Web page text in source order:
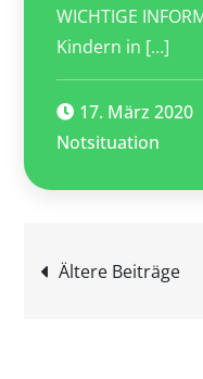
WICHTIGE
Kindern in […]
17. März 2020
Notsituation
Ältere Beiträge